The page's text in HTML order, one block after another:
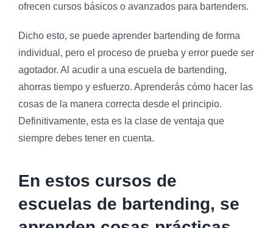
ofrecen cursos básicos o avanzados para bartenders.
Dicho esto, se puede aprender bartending de forma
individual, pero el proceso de prueba y error puede ser
agotador. Al acudir a una escuela de bartending,
ahorras tiempo y esfuerzo. Aprenderás cómo hacer las
cosas de la manera correcta desde el principio.
Definitivamente, esta es la clase de ventaja que
siempre debes tener en cuenta.
En estos cursos de
escuelas de bartending, se